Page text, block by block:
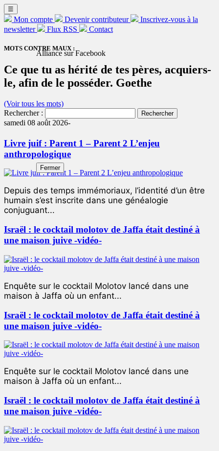
☰
Mon compte Devenir contributeur
Inscrivez-vous à la
newsletter
Flux RSS Contact
MOTS CONTRE MAUX :
Ce que tu as hérité de tes pères, acquiers-
le, afin de le posséder. Goethe
(Voir tous les mots)
Rechercher :
samedi 08 août 2026-
Livre juif : Parent 1 – Parent 2 L’enjeu
anthropologique
Depuis des temps immémoriaux, l’identité d’un être
humain s’est inscrite dans une généalogie
conjuguant...
Israël : le cocktail molotov de Jaffa était destiné à
une maison juive -vidéo-
Enquête sur le cocktail Molotov lancé dans une
maison à Jaffa où un enfant...
Israël : le cocktail molotov de Jaffa était destiné à
une maison juive -vidéo-
Enquête sur le cocktail Molotov lancé dans une
maison à Jaffa où un enfant...
Israël : le cocktail molotov de Jaffa était destiné à
une maison juive -vidéo-
Alliance sur Facebook
Fermer